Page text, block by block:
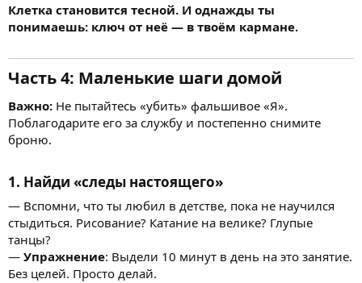
Клетка становится тесной. И однажды ты
понимаешь: ключ от неё — в твоём кармане.
Часть 4: Маленькие шаги домой
Важно: Не пытайтесь «убить» фальшивое «Я».
Поблагодарите его за службу и постепенно снимите
броню.
1. Найди «следы настоящего»
— Вспомни, что ты любил в детстве, пока не научился
стыдиться. Рисование? Катание на велике? Глупые
танцы?
— Упражнение: Выдели 10 минут в день на это занятие.
Без целей. Просто делай.